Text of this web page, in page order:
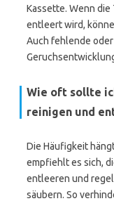
Kassette. Wenn
entleert wird,
Auch fehlende
Wie oft sollte
reinigen und
Die Häufigkeit
empfiehlt es sich,
entleeren und
säubern. So